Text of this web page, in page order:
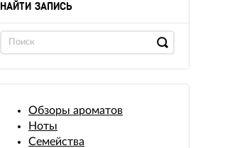
НАЙТИ ЗАПИСЬ
Обзоры ароматов
Ноты
Семейства